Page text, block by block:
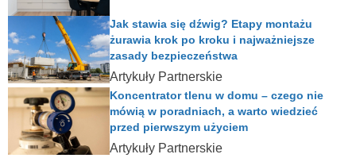
Artykuły Partnerskie
Jak stawia się dźwig? Etapy montażu
żurawia krok po kroku i najważniejsze
zasady bezpieczeństwa
Artykuły Partnerskie
Koncentrator tlenu w domu – czego nie
mówią w poradniach, a warto wiedzieć
przed pierwszym użyciem